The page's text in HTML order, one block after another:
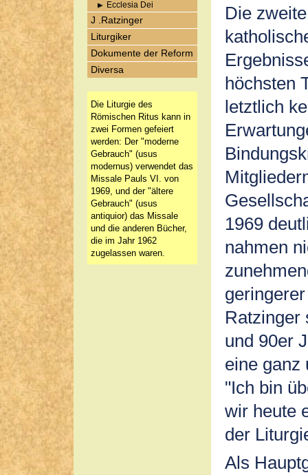
Ecclesia Dei
J .Ratzinger
Liturgiker
Dokumente der Reform
Diversa
Die Liturgie des
Römischen Ritus kann in
zwei Formen gefeiert
werden: Der "moderne
Gebrauch" (usus
modernus) verwendet das
Missale Pauls VI. von
1969, und der "ältere
Gebrauch" (usus
antiquior) das Missale
und die anderen Bücher,
die im Jahr 1962
zugelassen waren.
Die
höchsten
letztlich
1969
nahmen
Ratzinger
und 90er
eine ganz
"Ich bin
wir heute
der
Als